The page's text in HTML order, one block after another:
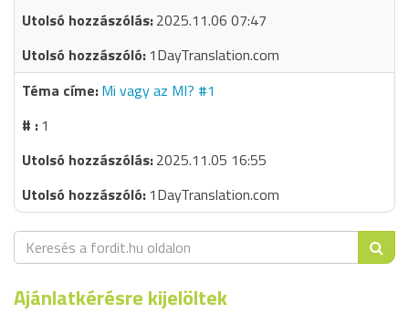
2025.11.06 07:47
1DayTranslation.com
Mi vagy az MI? #1
1
2025.11.05 16:55
1DayTranslation.com
Ajánlatkérésre kijelöltek